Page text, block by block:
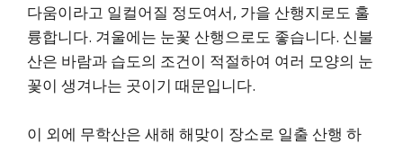
다움이라고 일컬어질 정도여서, 가을 산행지로도 훌
륭합니다. 겨울에는 눈꽃 산행으로도 좋습니다. 신불
산은 바람과 습도의 조건이 적절하여 여러 모양의 눈
꽃이 생겨나는 곳이기 때문입니다.
이 외에 무학산은 새해 해맞이 장소로 일출 산행 하